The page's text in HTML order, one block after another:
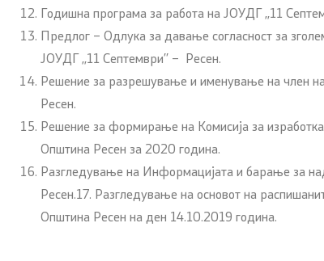
Годишна програма за работа на ЈОУДГ ,,11
Предлог – Одлука за давање согласност за
ЈОУДГ ,,11 Септември’’ – Ресен.
Решение за разрешување и именување на член
Ресен.
Решение за формирање на Комисија за
Општина Ресен за 2020 година.
Разгледување на Информацијата и барање за
Ресен.17. Разгледување на основот на
Општина Ресен на ден 14.10.2019 година.